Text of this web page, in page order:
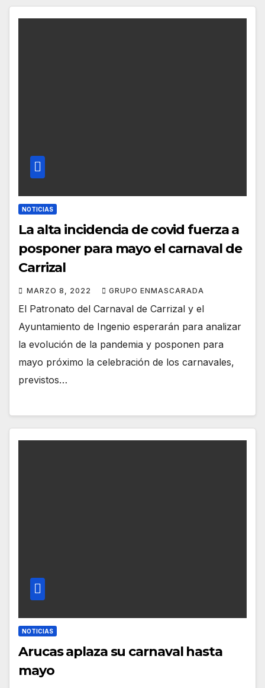
NOTICIAS
La alta incidencia de covid fuerza a
posponer para mayo el carnaval de
Carrizal
MARZO 8, 2022 GRUPO ENMASCARADA
El Patronato del Carnaval de Carrizal y el
Ayuntamiento de Ingenio esperarán para analizar
la evolución de la pandemia y posponen para
mayo próximo la celebración de los carnavales,
previstos…
NOTICIAS
Arucas aplaza su carnaval hasta
mayo